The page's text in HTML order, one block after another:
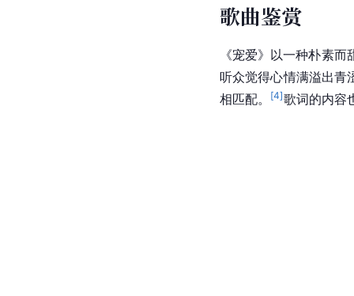
歌曲鉴赏
《宠爱》以一种朴素
听众觉得心情满溢出青
相匹配。
[4]歌词的内容